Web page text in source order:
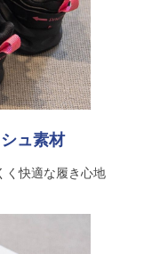
ュ素材
く快適な履き心地